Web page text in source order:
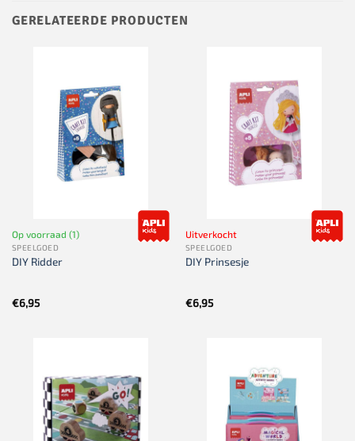
GERELATEERDE PRODUCTEN
Op voorraad (1)
SPEELGOED
DIY Ridder
€6,95
Uitverkocht
SPEELGOED
DIY Prinsesje
€6,95